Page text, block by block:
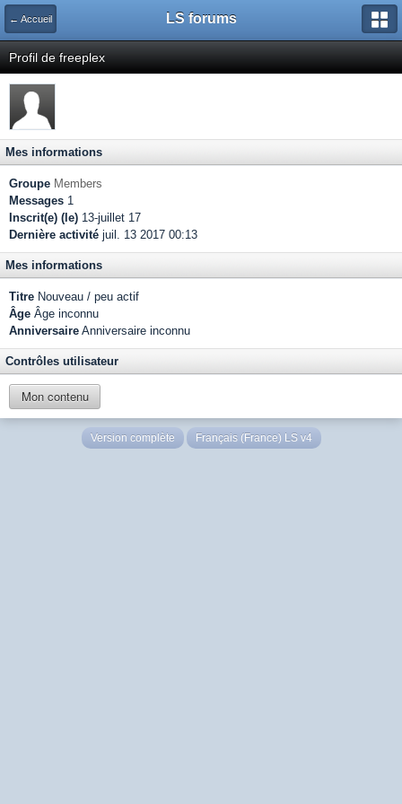
← Accueil LS forums
Profil de freeplex
Mes informations
Groupe Members
Messages 1
Inscrit(e) (le) 13-juillet 17
Dernière activité juil. 13 2017 00:13
Mes informations
Titre Nouveau / peu actif
Âge Âge inconnu
Anniversaire Anniversaire inconnu
Contrôles utilisateur
Mon contenu
Version complète Français (France) LS v4